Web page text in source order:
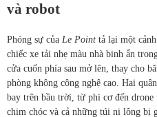
và robot
Phóng sự của Le Point tả lại một
chiếc xe tải nhẹ màu nhà binh ẩn
cửa cuốn phía sau mở lên, thay cho
phòng không công nghệ cao. Hai
bay trên bầu trời, từ phi cơ đến
chim chóc và cả những túi ni lông bị